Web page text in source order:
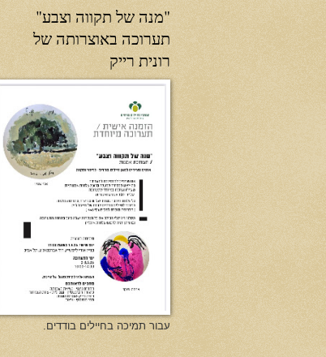
"מנה של תקווה וצבע"
תערוכה באוצרותה של
רונית רייק
עבור תמיכה בחיילים בודדים.